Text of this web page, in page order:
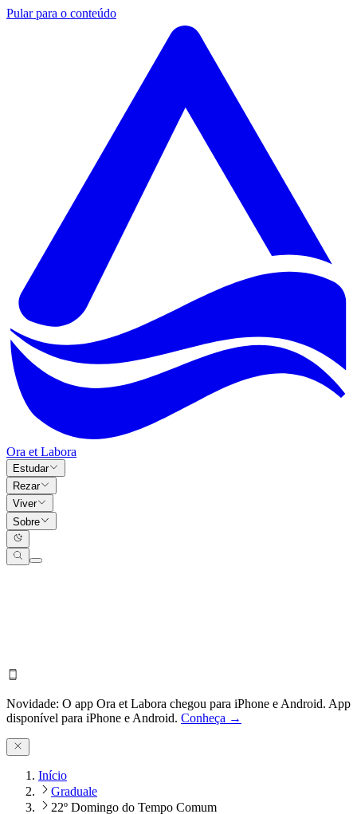
Pular para o conteúdo
Ora et Labora
Estudar
Rezar
Viver
Sobre
Novidade: O app Ora et Labora chegou para iPhone e Android. App
disponível para iPhone e Android. Conheça →
Início
Graduale
22º Domingo do Tempo Comum